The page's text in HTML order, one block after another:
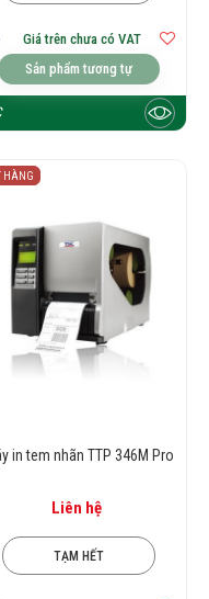
Giá trên chưa có VAT
Sản phẩm tương tự
HÀNG
in tem nhãn TTP 346M Pro
Liên hệ
TẠM HẾT